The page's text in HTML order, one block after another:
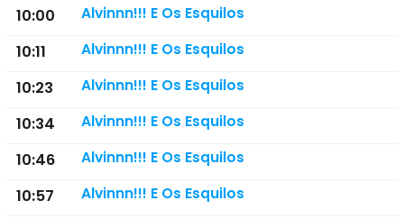
10:00 Alvinnn!!! E Os Esquilos
10:11 Alvinnn!!! E Os Esquilos
10:23 Alvinnn!!! E Os Esquilos
10:34 Alvinnn!!! E Os Esquilos
10:46 Alvinnn!!! E Os Esquilos
10:57 Alvinnn!!! E Os Esquilos